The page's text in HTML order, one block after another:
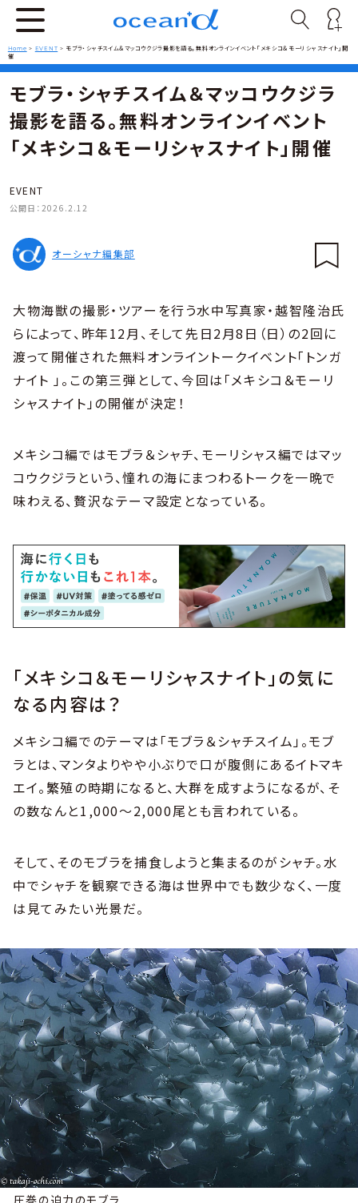
Home > EVENT > モブラ・シャチスイム＆マッコウクジラ撮影を語る。無料オンラインイベント「メキシコ＆モーリシャスナイト」開
催
モブラ・シャチスイム＆マッコウクジラ
撮影を語る。無料オンラインイベント
「メキシコ＆モーリシャスナイト」開催
EVENT
公開日： 2026.2.12
オーシャナ編集部
大物海獣の撮影・ツアーを行う水中写真家・越智隆治氏
らによって、昨年12月、そして先日2月8日（日）の2回に
渡って開催された無料オンライントークイベント「トンガ
ナイト 」。この第三弾として、今回は「メキシコ＆モーリ
シャスナイト」の開催が決定！
メキシコ編ではモブラ＆シャチ、モーリシャス編ではマッ
コウクジラという、憧れの海にまつわるトークを一晩で
味わえる、贅沢なテーマ設定となっている。
「メキシコ＆モーリシャスナイト」の気に
なる内容は？
メキシコ編でのテーマは「モブラ＆シャチスイム」。モブ
ラとは、マンタよりやや小ぶりで口が腹側にあるイトマキ
エイ。繁殖の時期になると、大群を成すようになるが、そ
の数なんと1,000〜2,000尾とも言われている。
そして、そのモブラを捕食しようと集まるのがシャチ。水
中でシャチを観察できる海は世界中でも数少なく、一度
は見てみたい光景だ。
圧巻の迫力のモブラ